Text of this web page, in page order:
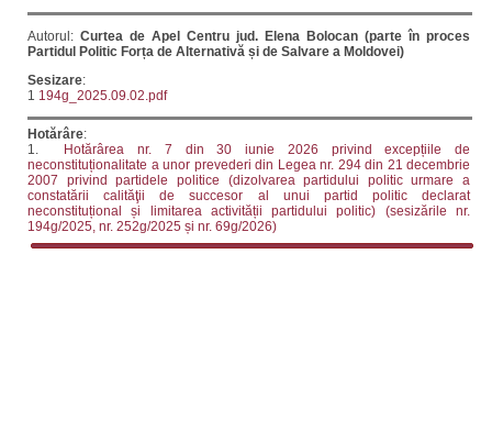
Autorul: Curtea de Apel Centru jud. Elena Bolocan (parte în proces
Partidul Politic Forța de Alternativă și de Salvare a Moldovei)
Sesizare:
1 194g_2025.09.02.pdf
Hotărâre:
1.
Hotărârea nr. 7 din 30 iunie 2026 privind excepțiile de
neconstituționalitate a unor prevederi din Legea nr. 294 din 21 decembrie
2007 privind partidele politice (dizolvarea partidului politic urmare a
constatării calităţii de succesor al unui partid politic declarat
neconstituțional și limitarea activității partidului politic) (sesizările nr.
194g/2025, nr. 252g/2025 și nr. 69g/2026)